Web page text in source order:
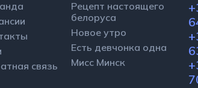
Вакансии
Контакты
Теги
Обратная связь
белоруса
Новое утро
Есть девчонка одна
Мисс Минск